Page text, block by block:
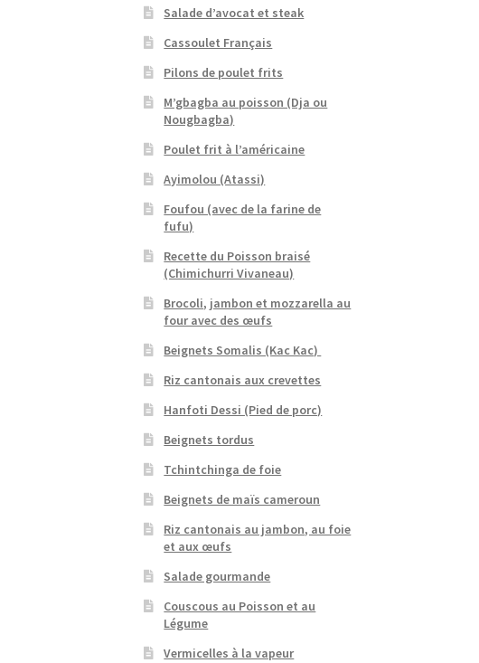
Salade d’avocat et steak
Cassoulet Français
Pilons de poulet frits
M’gbagba au poisson (Dja ou
Nougbagba)
Poulet frit à l’américaine
Ayimolou (Atassi)
Foufou (avec de la farine de
fufu)
Recette du Poisson braisé
(Chimichurri Vivaneau)
Brocoli, jambon et mozzarella au
four avec des œufs
Beignets Somalis (Kac Kac)
Riz cantonais aux crevettes
Hanfoti Dessi (Pied de porc)
Beignets tordus
Tchintchinga de foie
Beignets de maïs cameroun
Riz cantonais au jambon, au foie
et aux œufs
Salade gourmande
Couscous au Poisson et au
Légume
Vermicelles à la vapeur